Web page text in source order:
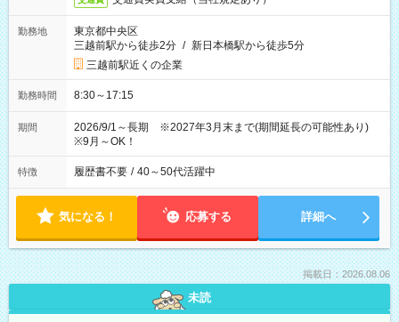
勤務地
東京都中央区
三越前駅から徒歩2分 / 新日本橋駅から徒歩5分
三越前駅近くの企業
勤務時間 8:30～17:15
期間
2026/9/1～長期 ※2027年3月末まで(期間延長の可能性あり)
※9月～OK！
特徴 履歴書不要 / 40～50代活躍中
気になる！ 応募する 詳細へ
掲載日：2026.08.06
未読